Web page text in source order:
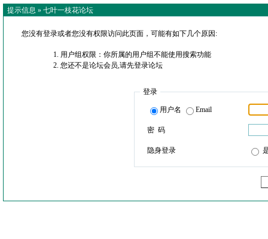
提示信息 » 七叶一枝花论坛
您没有登录或者您没有权限访问此页面，可能有如下几个原因:
用户组权限：你所属的用户组不能使用搜索功能
您还不是论坛会员,请先登录论坛
登录
用户名 Email
密 码
隐身登录